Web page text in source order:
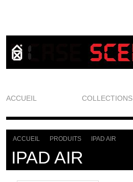
ACCUEIL COLLECTIONS
ACCUEIL PRODUITS IPAD AIR
IPAD AIR